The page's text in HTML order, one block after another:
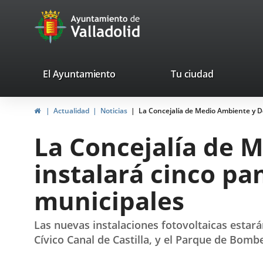
Portal
Web
Ayuntamiento
de
valladolid.es
El Ayuntamiento Tu ciudad
InicioActualidad Noticias La Concejalía de Medio Ambiente y
La Concejalía de
instalará cinco
municipales
Las nuevas instalaciones fotovoltaicas
Cívico Canal de Castilla, y el Parque de